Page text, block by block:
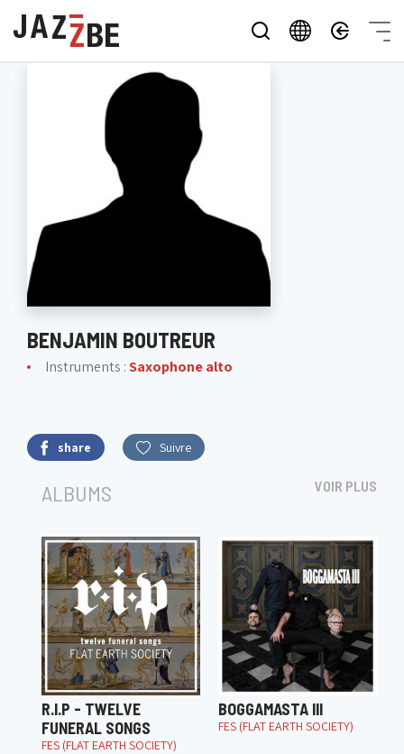
BENJAMIN BOUTREUR
Instruments :Saxophone alto
share Suivre
ALBUMS VOIR PLUS
R.I.P - TWELVE
FUNERAL SONGS
FES (FLAT EARTH SOCIETY)
BOGGAMASTA III
FES (FLAT EARTH SOCIETY)